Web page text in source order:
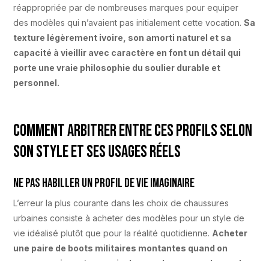
réappropriée par de nombreuses marques pour equiper
des modèles qui n’avaient pas initialement cette vocation.Sa
texture légèrement ivoire, son amorti naturel et sa
capacité à vieillir avec caractère en font un détail qui
porte une vraie philosophie du soulier durable et
personnel.
Comment arbitrer entre ces profils selon
son style et ses usages réels
Ne pas habiller un profil de vie imaginaire
L’erreur la plus courante dans les choix de chaussures
urbaines consiste à acheter des modèles pour un style de
vie idéalisé plutôt que pour la réalité quotidienne. Acheter
une paire de boots militaires montantes quand on